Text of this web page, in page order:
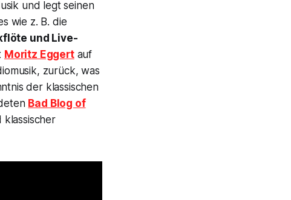
und legt seinen
wie z. B. die
und Live-
Moritz Eggertauf
zurück, was
der klassischen
Bad Blog of